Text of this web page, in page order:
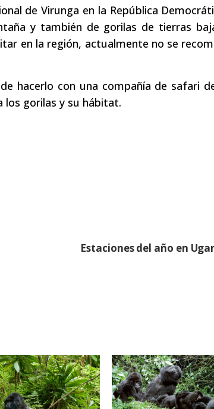
de Virunga en la República
y también de gorilas de tierras
en la región, actualmente no se
hacerlo con una compañía de safari
los gorilas y su hábitat.
Estaciones del año en